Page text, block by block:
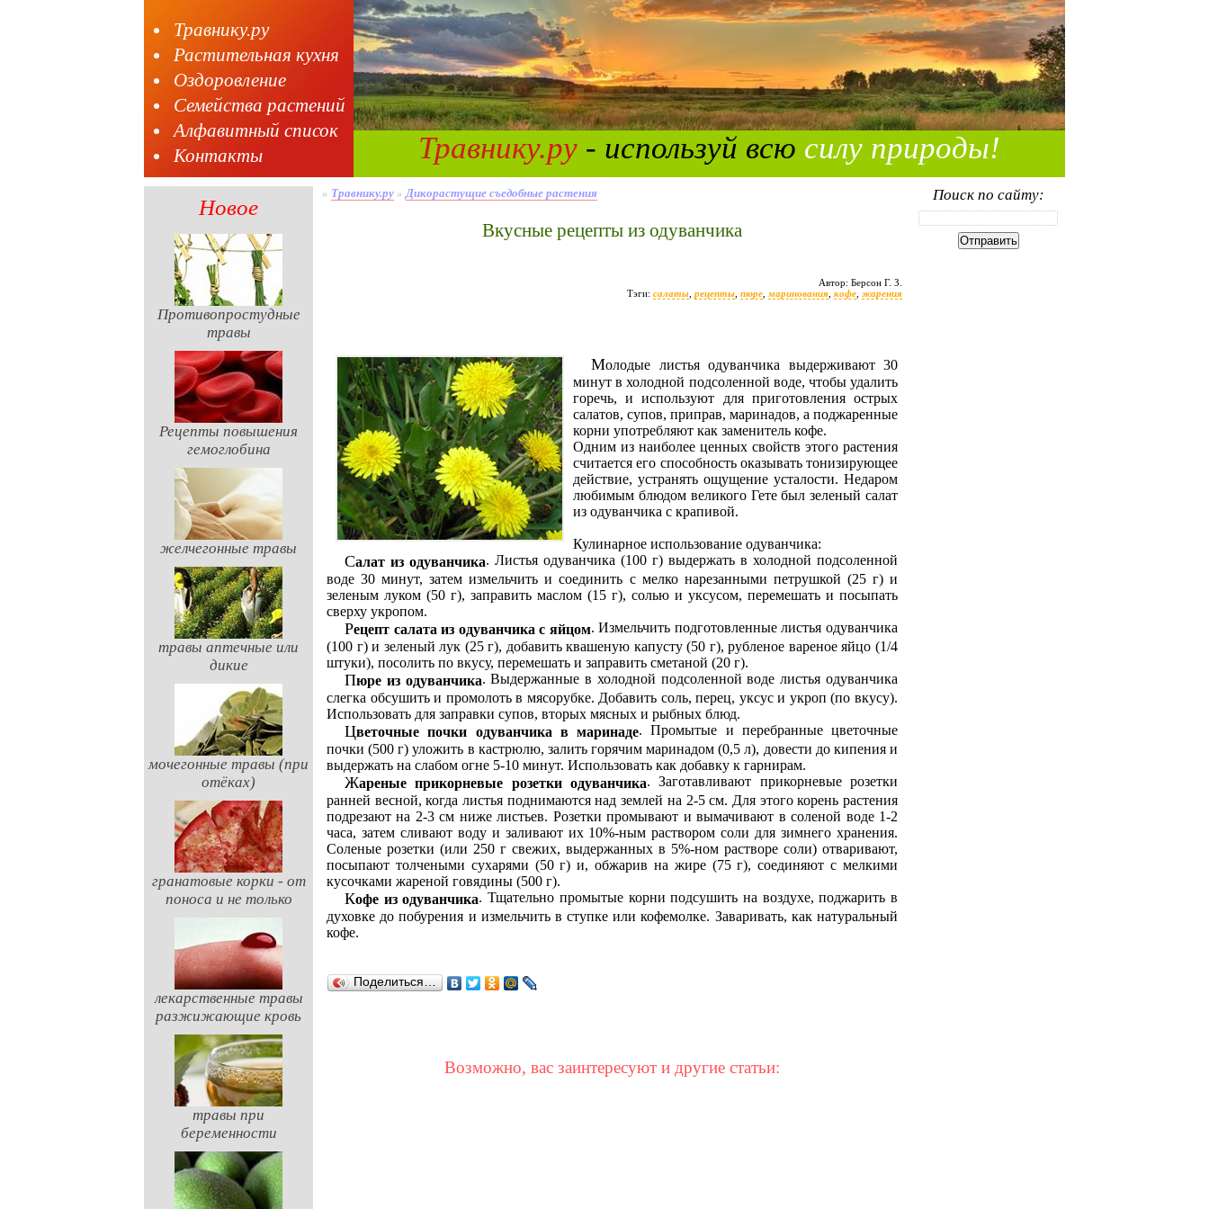
Травнику.ру
Растительная кухня
Оздоровление
Семейства растений
Алфавитный список
Контакты
Травнику.ру - используй всю силу природы!
Новое
Противопростудные
травы
Рецепты повышения
гемоглобина
желчегонные травы
травы аптечные или
дикие
мочегонные травы (при
отёках)
гранатовые корки - от
поноса и не только
лекарственные травы
разжижающие кровь
травы при
беременности
» Травнику.ру »Дикорастущие съедобные растения
Вкусные рецепты из одуванчика
Автор: Берсон Г. З.
Тэги: салаты рецепты пюре маринования кофе жарения
Молодые листья одуванчика выдерживают 30
минут в холодной подсоленной воде, чтобы удалить
горечь, и используют для приготовления острых
салатов, супов, приправ, маринадов, а поджаренные
корни употребляют как заменитель кофе.
Одним из наиболее ценных свойств этого растения
считается его способность оказывать тонизирующее
действие, устранять ощущение усталости. Недаром
любимым блюдом великого Гете был зеленый салат
из одуванчика с крапивой.
Кулинарное использование одуванчика:
Салат из одуванчика. Листья одуванчика (100 г) выдержать в холодной подсоленной
воде 30 минут, затем измельчить и соединить с мелко нарезанными петрушкой (25 г) и
зеленым луком (50 г), заправить маслом (15 г), солью и уксусом, перемешать и посыпать
сверху укропом.
Рецепт салата из одуванчика с яйцом. Измельчить подготовленные листья одуванчика
(100 г) и зеленый лук (25 г), добавить квашеную капусту (50 г), рубленое вареное яйцо (1/4
штуки), посолить по вкусу, перемешать и заправить сметаной (20 г).
Пюре из одуванчика. Выдержанные в холодной подсоленной воде листья одуванчика
слегка обсушить и промолоть в мясорубке. Добавить соль, перец, уксус и укроп (по вкусу).
Использовать для заправки супов, вторых мясных и рыбных блюд.
Цветочные почки одуванчика в маринаде. Промытые и перебранные цветочные
почки (500 г) уложить в кастрюлю, залить горячим маринадом (0,5 л), довести до кипения и
выдержать на слабом огне 5-10 минут. Использовать как добавку к гарнирам.
Жареные прикорневые розетки одуванчика. Заготавливают прикорневые розетки
ранней весной, когда листья поднимаются над землей на 2-5 см. Для этого корень растения
подрезают на 2-3 см ниже листьев. Розетки промывают и вымачивают в соленой воде 1-2
часа, затем сливают воду и заливают их 10%-ным раствором соли для зимнего хранения.
Соленые розетки (или 250 г свежих, выдержанных в 5%-ном растворе соли) отваривают,
посыпают толчеными сухарями (50 г) и, обжарив на жире (75 г), соединяют с мелкими
кусочками жареной говядины (500 г).
Кофе из одуванчика. Тщательно промытые корни подсушить на воздухе, поджарить в
духовке до побурения и измельчить в ступке или кофемолке. Заваривать, как натуральный
кофе.
Поделиться…
Возможно, вас заинтересуют и другие статьи:
Поиск по сайту: